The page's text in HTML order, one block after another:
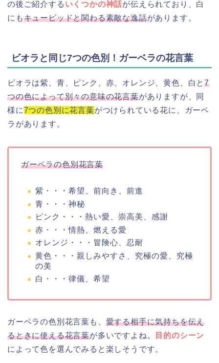
の後ご紹介する いくつかの神話が伝えられており、白
にもキューピッドと関わる素敵な逸話があります。
ビオラと同じ7つの色別！ガーベラの花言葉
ビオラは紫、青、ピンク、赤、オレンジ、黄色、白と7
つの色によって別々の意味の花言葉がありますが、同
様に7つの色別に花言葉がつけられている花に、ガーベ
ラがあります。
ガーベラの色別花言葉
紫・・・希望、前向き、前進
青・・・神秘
ピンク・・・熱い愛、崇高美、感謝
赤・・・情熱、燃える愛
オレンジ・・・冒険心、忍耐
黄色・・・親しみやすさ、究極の愛、究極
の美
白・・・律儀、希望
ガーベラの色別花言葉も、 愛する相手に気持ちを伝え
るときに使える花言葉が多いですよね。
目的のシーン
によって色を選んでみると楽しそうです。